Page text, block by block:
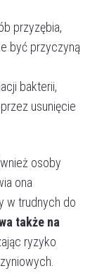
przyzębia,
być przyczyną
bakterii,
usunięcie
osoby
ona
w trudnych do
także na
ryzyko